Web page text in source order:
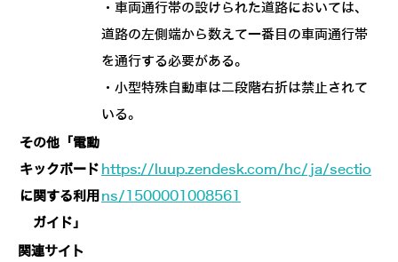
・車両通行帯の設けられた道路においては、
道路の左側端から数えて一番目の車両通行帯
を通行する必要がある。
・小型特殊自動車は二段階右折は禁止されて
いる。
その他「電動
キックボード
に関する利用
ガイド」
https://luup.zendesk.com/hc/ja/sectio
ns/1500001008561
関連サイト